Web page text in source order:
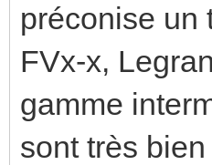
préconise un
FVx-x,
gamme
sont très